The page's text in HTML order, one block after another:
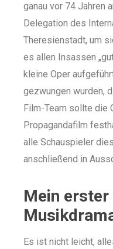
ganau vor 74 Jahren
Delegation des
Theresienstadt, um
es allen Insassen
kleine Oper
gezwungen wurden,
Film-Team sollte die
Propagandafilm
alle Schauspieler
anschließend in
Mein erster
Es ist nicht leicht,